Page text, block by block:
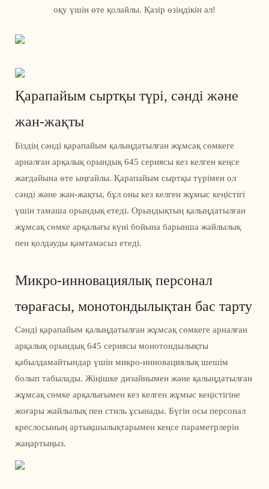
оқу үшін өте қолайлы. Қазір өзіңдікін ал!
Қарапайым сыртқы түрі, сәнді және
жан-жақты
Біздің сәнді қарапайым қалыңдатылған жұмсақ сөмкеге
арналған арқалық орындық 645 сериясы кез келген кеңсе
жағдайына өте ыңғайлы. Қарапайым сыртқы түрімен ол
сәнді және жан-жақты, бұл оны кез келген жұмыс кеңістігі
үшін тамаша орындық етеді. Орындықтың қалыңдатылған
жұмсақ сөмке арқалығы күні бойына барынша жайлылық
пен қолдауды қамтамасыз етеді.
Микро-инновациялық персонал
төрағасы, монотондылықтан бас тарту
Сәнді қарапайым қалыңдатылған жұмсақ сөмкеге арналған
арқалық орындық 645 сериясы монотондылықты
қабылдамайтындар үшін микро-инновациялық шешім
болып табылады. Жіңішке дизайнымен және қалыңдатылған
жұмсақ сөмке арқалығымен кез келген жұмыс кеңістігіне
жоғары жайлылық пен стиль ұсынады. Бүгін осы персонал
креслосының артықшылықтарымен кеңсе параметрлерін
жаңартыңыз.